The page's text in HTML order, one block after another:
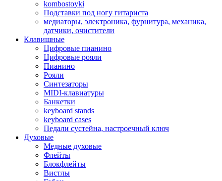
kombostoyki
Подставки под ногу гитариста
медиаторы, электроника, фурнитура, механика,
датчики, очистители
Клавишные
Цифровые пианино
Цифровые рояли
Пианино
Рояли
Синтезаторы
MIDI-клавиатуры
Банкетки
keyboard stands
keyboard cases
Педали сустейна, настроечный ключ
Духовые
Медные духовые
Флейты
Блокфлейты
Вистлы